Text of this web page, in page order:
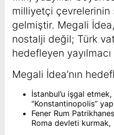
milliyetçi
gelmiştir. Megali
nostalji değil; Türk
hedefleyen
Megali İdea’nın
İstanbul’u işgal etmek,
“Konstantinopolis”
Fener Rum
Roma devleti kurmak,